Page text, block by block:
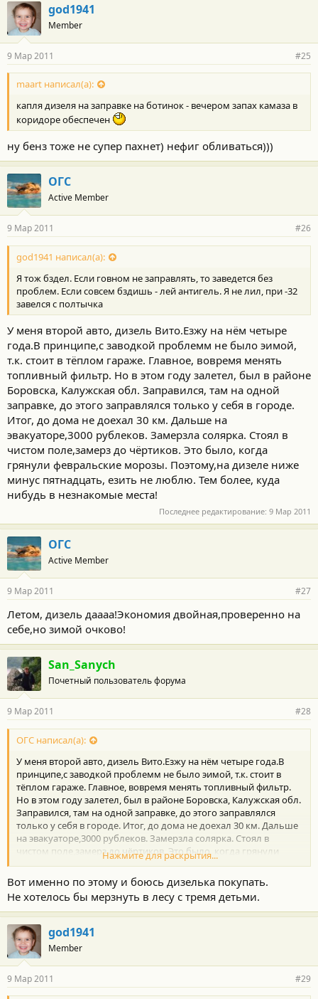
god1941
Member
9 Мар 2011 #25
maart написал(а):
капля дизеля на заправке на ботинок - вечером запах камаза в
коридоре обеспечен
ну бенз тоже не супер пахнет) нефиг обливаться)))
ОГС
Active Member
9 Мар 2011 #26
god1941 написал(а):
Я тож бздел. Если говном не заправлять, то заведется без
проблем. Если совсем бздишь - лей антигель. Я не лил, при -32
завелся с полтычка
У меня второй авто, дизель Вито.Езжу на нём четыре
года.В принципе,с заводкой проблемм не было эимой,
т.к. стоит в тёплом гараже. Главное, вовремя менять
топливный фильтр. Но в этом году залетел, был в районе
Боровска, Калужская обл. Заправился, там на одной
заправке, до этого заправлялся только у себя в городе.
Итог, до дома не доехал 30 км. Дальше на
эвакуаторе,3000 рублеков. Замерзла солярка. Стоял в
чистом поле,замерз до чёртиков. Это было, когда
грянули февральские морозы. Поэтому,на дизеле ниже
минус пятнадцать, езить не люблю. Тем более, куда
нибудь в незнакомые места!
Последнее редактирование: 9 Мар 2011
ОГС
Active Member
9 Мар 2011 #27
Летом, дизель даааа!Экономия двойная,проверенно на
себе,но зимой очково!
San_Sanych
Почетный пользователь форума
9 Мар 2011 #28
ОГС написал(а):
У меня второй авто, дизель Вито.Езжу на нём четыре года.В
принципе,с заводкой проблемм не было эимой, т.к. стоит в
тёплом гараже. Главное, вовремя менять топливный фильтр.
Но в этом году залетел, был в районе Боровска, Калужская обл.
Заправился, там на одной заправке, до этого заправлялся
только у себя в городе. Итог, до дома не доехал 30 км. Дальше
на эвакуаторе,3000 рублеков. Замерзла солярка. Стоял в
чистом поле,замерз до чёртиков. Это было, когда грянули
февральские морозы. Поэтому,на дизеле ниже минус
пятнадцать, езить не люблю. Тем более, куда нибудь в
незнакомые места!
Нажмите для раскрытия...
Вот именно по этому и боюсь дизелька покупать.
Не хотелось бы мерзнуть в лесу с тремя детьми.
god1941
Member
9 Мар 2011 #29